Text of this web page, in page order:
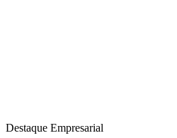
Destaque Empresarial